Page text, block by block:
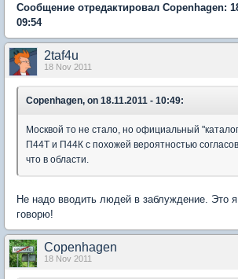
Сообщение отредактировал Copenhagen:
09:54
2taf4u
18 Nov 2011
Copenhagen, on 18.11.2011 - 10:49:
Москвой то не стало, но официальный
П44Т и П44К с похожей вероятностью
что в области.
Не надо вводить людей в заблуждение. Это
говорю!
Copenhagen
18 Nov 2011